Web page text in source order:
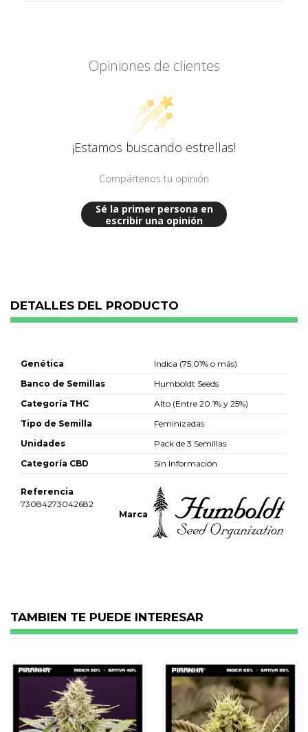
Opiniones de clientes
¡Estamos buscando estrellas!
Compártenos tu opinión
Sé la primer persona en
escribir una opinión
DETALLES DEL PRODUCTO
Genética
Indica (75.01% o más)
Banco de Semillas
Humboldt Seeds
Categoría THC
Alto (Entre 20.1% y 25%)
Tipo de Semilla
Feminizadas
Unidades
Pack de 3 Semillas
Categoría CBD
Sin Información
Marca
Referencia
73084273042682
TAMBIEN TE PUEDE INTERESAR